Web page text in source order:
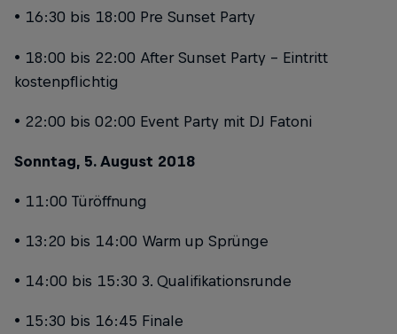
• 16:30 bis 18:00 Pre Sunset Party
• 18:00 bis 22:00 After Sunset Party – Eintritt
kostenpflichtig
• 22:00 bis 02:00 Event Party mit DJ Fatoni
Sonntag, 5. August 2018
• 11:00 Türöffnung
• 13:20 bis 14:00 Warm up Sprünge
• 14:00 bis 15:30 3. Qualifikationsrunde
• 15:30 bis 16:45 Finale